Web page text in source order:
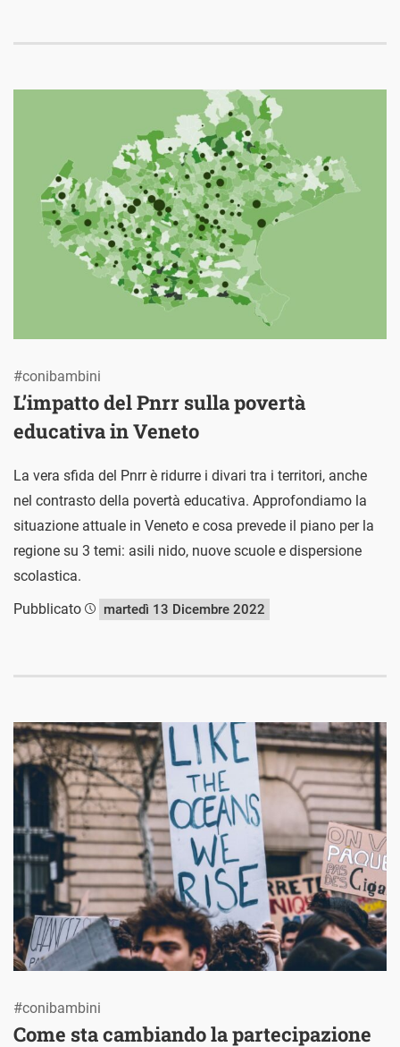
L’impatto del Pnrr sulla povertà
educativa in Veneto
#conibambini
La vera sfida del Pnrr è ridurre i divari tra i territori, anche
nel contrasto della povertà educativa. Approfondiamo la
situazione attuale in Veneto e cosa prevede il piano per la
regione su 3 temi: asili nido, nuove scuole e dispersione
scolastica.
Pubblicato
martedì 13 Dicembre 2022
Come sta cambiando la partecipazione
#conibambini